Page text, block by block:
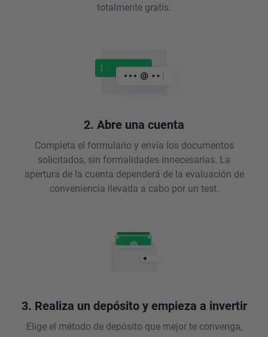
totalmente gratis.
2. Abre una cuenta
Completa el formulario y envía los documentos
solicitados, sin formalidades innecesarias. La
apertura de la cuenta dependerá de la evaluación de
conveniencia llevada a cabo por un test.
3. Realiza un depósito y empieza a invertir
Elige el método de depósito que mejor te convenga,